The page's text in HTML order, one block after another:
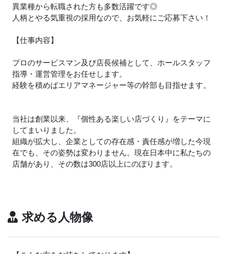
異業種から転職された方も多数活躍です◎
人柄とやる気重視の採用なので、お気軽にご応募下さい！
【仕事内容】
プロのサービスマン及び店長候補として、ホールスタッフ
指導・運営管理をお任せします。
経験を積めばエリアマネージャー等の幹部も目指せます。
当社は創業以来、『個性ある楽しい店づくり』をテーマに
してまいりました。
組織が拡大し、企業としての存在感・責任感が増した今現
在でも、その姿勢は変わりません。現在日本中に私たちの
店舗があり、その数は300店以上にのぼります。
求める人物像